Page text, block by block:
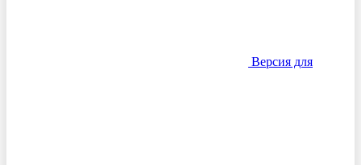
Версия для